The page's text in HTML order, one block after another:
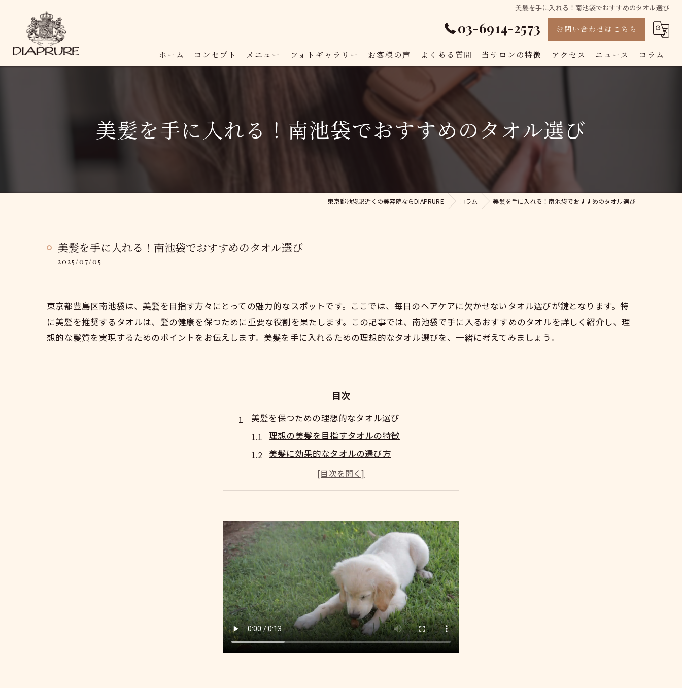
美髪を手に入れる！南池袋でおすすめのタオル選び
03-6914-2573 お問い合わせはこちら
ホーム コンセプト メニュー フォトギャラリー お客様の声 よくある質問 当サロンの特徴
カラー
白髪染め
トリートメント
縮毛矯正
アクセス ニュース コラム
美髪を手に入れる！南池袋でおすすめのタオル選び
東京都池袋駅近くの美容院ならDIAPRURE コラム 美髪を手に入れる！南池袋でおすすめのタオル選び
美髪を手に入れる！南池袋でおすすめのタオル選び
2025/07/05
東京都豊島区南池袋は、美髪を目指す方々にとっての魅力的なスポットです。ここでは、毎日のヘアケアに欠かせないタオル選びが鍵となります。特
に美髪を推奨するタオルは、髪の健康を保つために重要な役割を果たします。この記事では、南池袋で手に入るおすすめのタオルを詳しく紹介し、理
想的な髪質を実現するためのポイントをお伝えします。美髪を手に入れるための理想的なタオル選びを、一緒に考えてみましょう。
目次
美髪を保つための理想的なタオル選び
理想の美髪を目指すタオルの特徴
美髪に効果的なタオルの選び方
美髪を守るためのタオル素材の重要性
毎日の美髪ケアに最適なタオルとは
美髪維持に欠かせないタオル選びのポイント
南池袋で見つける美髪推奨タオルのポイント
南池袋で手に入る美髪タオルの選び方
美髪を実現するための南池袋タオル探し
美髪推奨タオルの選び方とその特徴
南池袋のオススメ美髪タオルの見つけ方
美髪を叶える南池袋のタオル選び